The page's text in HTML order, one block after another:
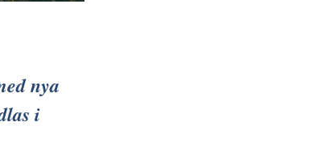
nya
i